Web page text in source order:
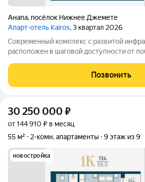
Анапа, посёлок Нижнее Джемете
Апарт-отель Kairos, 3 квартал 2026
Современный комплекс с развитой
расположен в шаговой доступности от
концепцией. Инфраструктура комплекса
Всесезонный подогреваемый бассейн с
Позвонить
30 250 000 ₽
от 144 910 ₽ в месяц
55 м²
2-комн. апартаменты 9 этаж из 9
новостройка